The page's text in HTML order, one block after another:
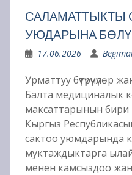
САЛАМАТТЫКТЫ
УЮДАРЫНА
17.06.2026
Урматтуу
Балта медициналык
максаттарынын бири —
Кыргыз
сактоо уюмдарында
муктаждыктарга
менен камсыздоо